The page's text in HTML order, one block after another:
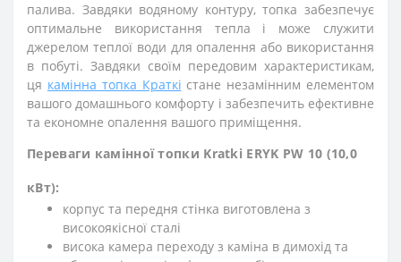
палива. Завдяки водяному контуру, топка забезпечує
оптимальне використання тепла і може служити
джерелом теплої води для опалення або використання
в побуті. Завдяки своїм передовим характеристикам,
ця камінна топка Краткі стане незамінним елементом
вашого домашнього комфорту і забезпечить ефективне
та економне опалення вашого приміщення.
Переваги камінної топки Kratki ERYK PW 10 (10,0
кВт):
корпус та передня стінка виготовлена з
високоякісної сталі
висока камера переходу з каміна в димохід та